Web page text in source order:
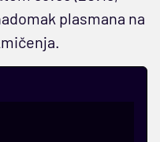
plasmana na